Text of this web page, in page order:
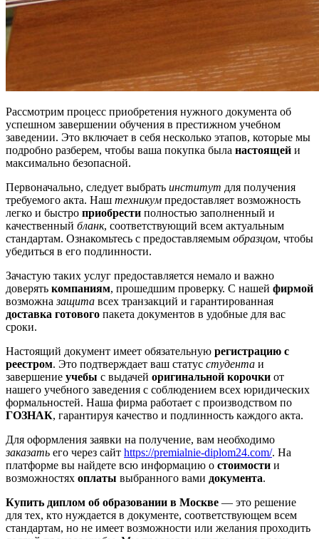
Рассмотрим процесс приобретения нужного документа об
успешном завершении обучения в престижном учебном
заведении. Это включает в себя несколько этапов, которые мы
подробно разберем, чтобы ваша покупка была настоящей и
максимально безопасной.
Первоначально, следует выбрать институт для получения
требуемого акта. Наш техникум предоставляет возможность
легко и быстро приобрести полностью заполненный и
качественный бланк, соответствующий всем актуальным
стандартам. Ознакомьтесь с предоставляемым образцом, чтобы
убедиться в его подлинности.
Зачастую таких услуг предоставляется немало и важно
доверять компаниям, прошедшим проверку. С нашей фирмой
возможназащита всех транзакций и гарантированная
доставка готового пакета документов в удобные для вас
сроки.
Настоящий документ имеет обязательную регистрацию с
реестром. Это подтверждает ваш статус студента и
завершение учебы с выдачей оригинальной корочки от
нашего учебного заведения с соблюдением всех юридических
формальностей. Наша фирма работает с производством по
ГОЗНАК, гарантируя качество и подлинность каждого акта.
Для оформления заявки на получение, вам необходимо
заказать его через сайт https://premialnie-diplom24.com/. На
платформе вы найдете всю информацию о стоимости и
возможностях оплаты выбранного вами документа.
Купить диплом об образовании в Москве — это решение
для тех, кто нуждается в документе, соответствующем всем
стандартам, но не имеет возможности или желания проходить